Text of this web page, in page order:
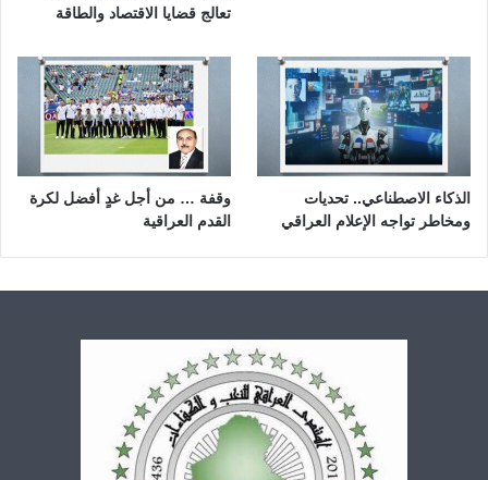
تعالج قضايا الاقتصاد والطاقة
الذكاء الاصطناعي.. تحديات
ومخاطر تواجه الإعلام العراقي
وقفة … من أجل غدٍ أفضل لكرة
القدم العراقية